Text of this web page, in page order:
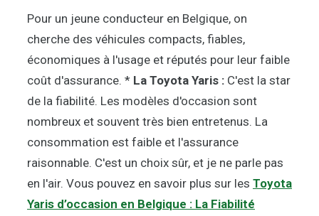
Pour un jeune conducteur en Belgique, on
cherche des véhicules compacts, fiables,
économiques à l'usage et réputés pour leur faible
coût d'assurance. * La Toyota Yaris : C'est la star
de la fiabilité. Les modèles d'occasion sont
nombreux et souvent très bien entretenus. La
consommation est faible et l'assurance
raisonnable. C'est un choix sûr, et je ne parle pas
en l'air. Vous pouvez en savoir plus sur les Toyota
Yaris d’occasion en Belgique : La Fiabilité